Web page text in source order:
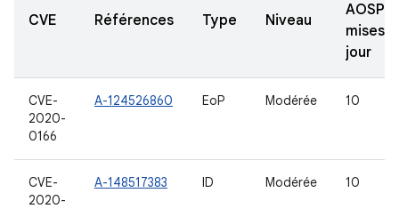
CVE Références Type Niveau
AOSP
mises à
jour
CVE-
2020-
0166
A-124526860 EoP Modérée 10
CVE-
2020-
A-148517383 ID Modérée 10